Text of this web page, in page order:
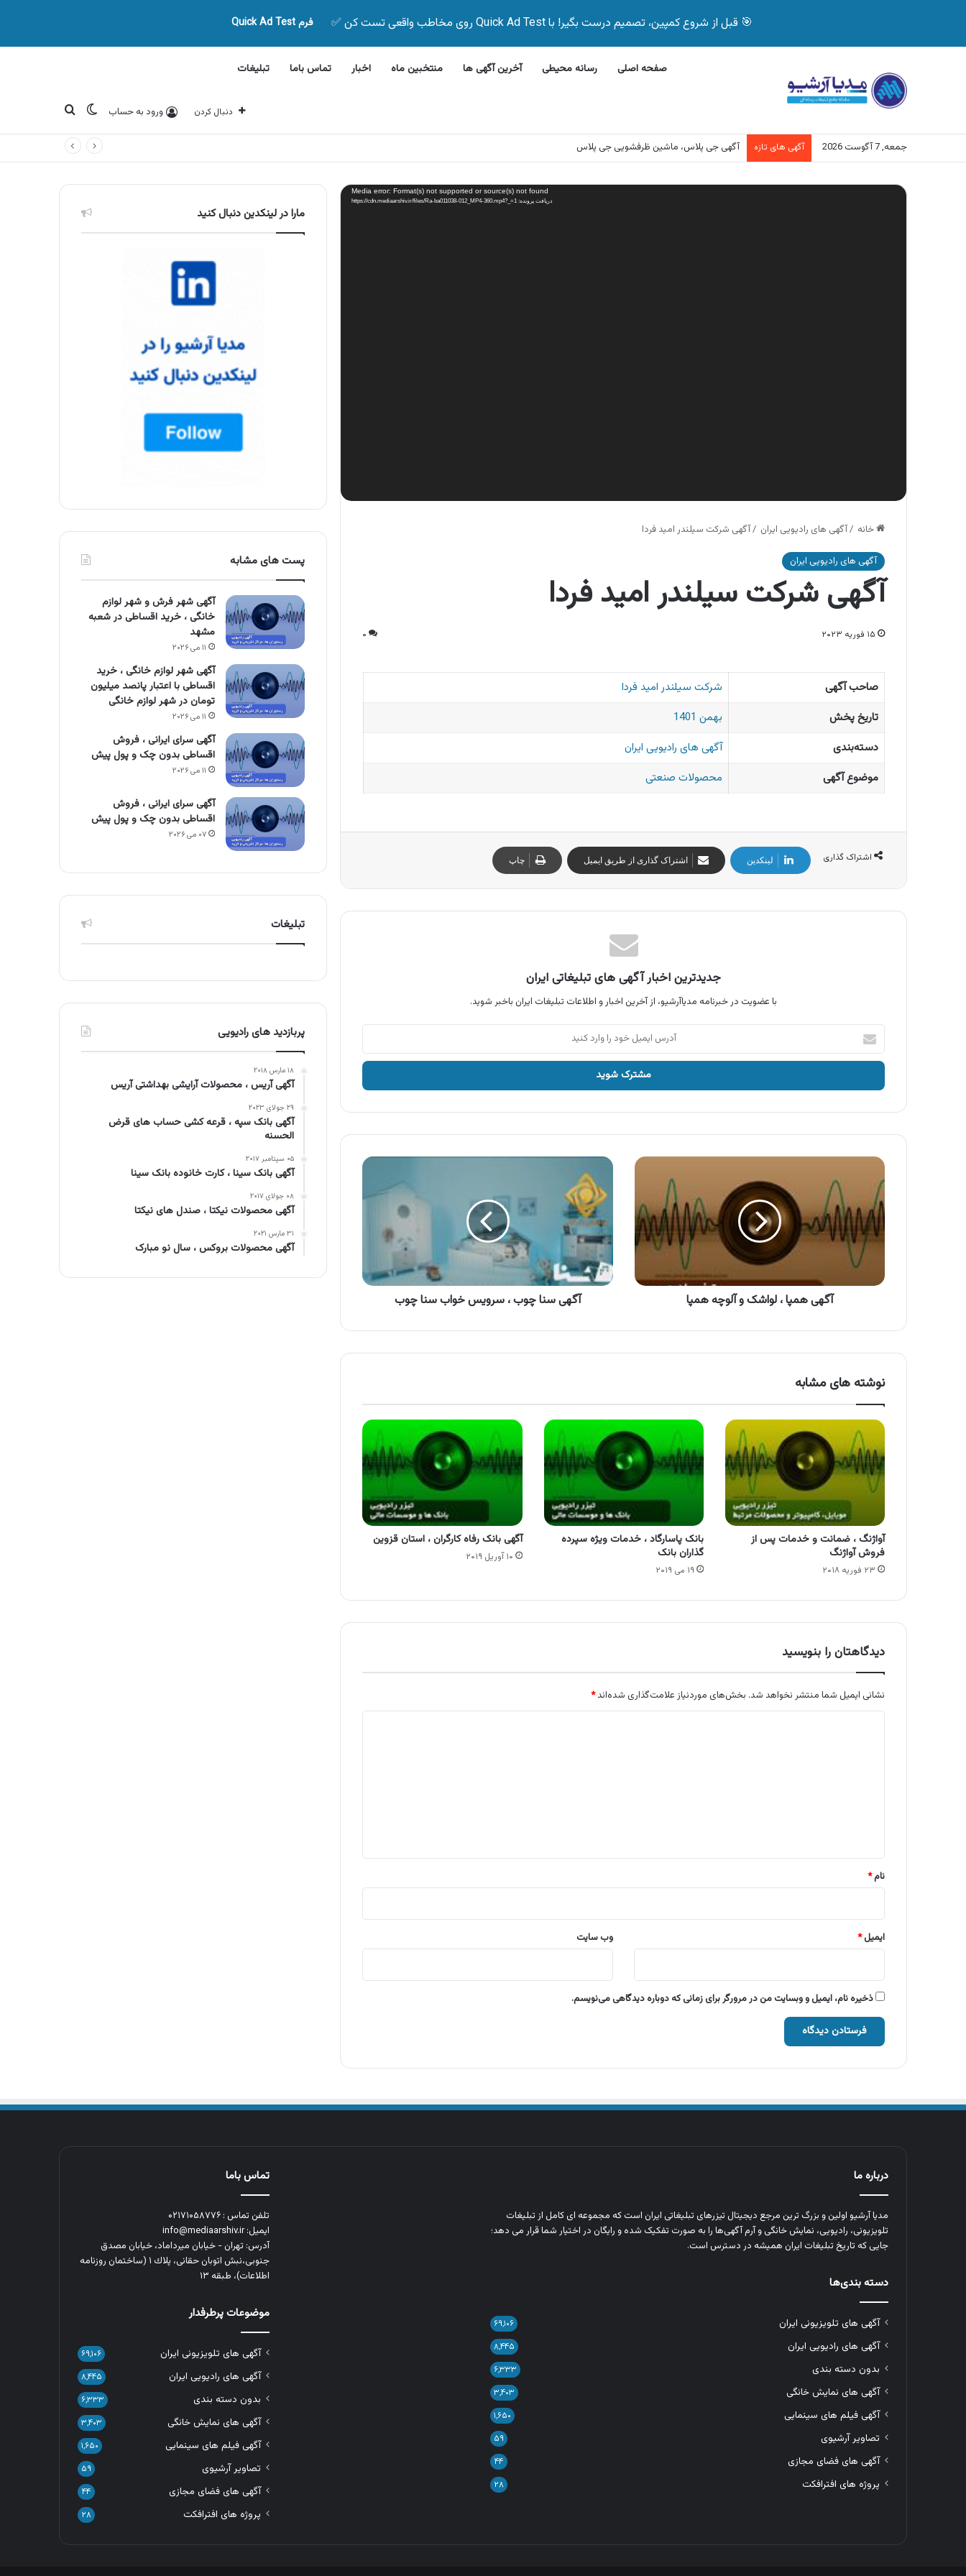
🎯 قبل از شروع کمپین، تصمیم درست بگیر! با Quick Ad Test روی مخاطب واقعی تست کن ✅ فرم Quick Ad Test
صفحه اصلی رسانه محیطی آخرین آگهی ها منتخبین ماه اخبار تماس باما تبلیغات
دنبال کردن ورود به حساب تغییر پوسته
جستجو برای
جمعه, 7 آگوست 2026 آگهی های تازه آگهی بیمه دات کام، خرید آنلاین بیمه زیر ۵ دقیقه
نمایشگر
ویدیو Media error: Format(s) not supported or source(s) not found
دریافت پرونده: https://cdn.mediaarshiv.ir/files/Ra-ba011038-012_MP4-360.mp4?_=1
خانه /آگهی های رادیویی ایران /آگهی شرکت سیلندر امید فردا
آگهی های رادیویی ایران
آگهی شرکت سیلندر امید فردا
۱۵ فوریه ۲۰۲۳ ۰
صاحب آگهی
شرکت سیلندر امید فردا
تاریخ پخش
بهمن 1401
دسته‌بندی
آگهی های رادیویی ایران
موضوع آگهی
محصولات صنعتی
اشتراک گذاری لینکدین اشتراک گذاری از طریق ایمیل چاپ
جدیدترین اخبار آگهی های تبلیغاتی ایران
با عضویت در خبرنامه مدیاآرشیو، از آخرین اخبار و اطلاعات تبلیغات ایران باخبر شوید.
آدرس
ایمیل
خود
وارد
آگهی
همپا
،
لواشک
آلوچه
آگهی همپا ، لواشک و آلوچه همپا
آگهی
چوب
سرویس
خواب
سنا
چوب
آگهی سنا چوب ، سرویس خواب سنا چوب
نوشته های مشابه
آواژنگ ، ضمانت و خدمات پس از
فروش آواژنگ
۲۳ فوریه ۲۰۱۸
بانک پاسارگاد ، خدمات ویژه سپرده
گذاران بانک
۱۹ می ۲۰۱۹
آگهی بانک رفاه کارگران ، استان قزوین
۱۰ آوریل ۲۰۱۹
دیدگاهتان را بنویسید
نشانی ایمیل شما منتشر نخواهد شد. بخش‌های موردنیاز علامت‌گذاری شده‌اند*
نام*
ایمیل* وب‌ سایت
ذخیره نام، ایمیل و وبسایت من در مرورگر برای زمانی که دوباره دیدگاهی می‌نویسم.
مارا در لینکدین دنبال کنید
پست های مشابه
آگهی شهر فرش و شهر لوازم
خانگی ، خرید اقساطی در شعبه
مشهد
۱۱ می ۲۰۲۶
آگهی شهر لوازم خانگی ، خرید
اقساطی با اعتبار پانصد میلیون
تومان در شهر لوازم خانگی
۱۱ می ۲۰۲۶
آگهی سرای ایرانی ، فروش
اقساطی بدون چک و پول پیش
۱۱ می ۲۰۲۶
آگهی سرای ایرانی ، فروش
اقساطی بدون چک و پول پیش
۰۷ می ۲۰۲۶
تبلیغات
پربازدید های رادیویی
۱۸ مارس ۲۰۱۸
آگهی آریس ، محصولات آرایشی بهداشتی آریس
۲۹ جولای ۲۰۲۳
آگهی بانک سپه ، قرعه کشی حساب های قرض
الحسنه
۰۵ سپتامبر ۲۰۱۷
آگهی بانک سینا ، کارت خانوده بانک سینا
۰۸ جولای ۲۰۱۷
آگهی محصولات نیکتا ، صندل های نیکتا
۳۱ مارس ۲۰۲۱
آگهی محصولات بروکس ، سال نو مبارک
درباره ما
مدیا آرشیو اولین و بزرگ‌ ترین مرجع دیجیتال تیزرهای تبلیغاتی ایران است که مجموعه‌ ای کامل از تبلیغات
تلویزیونی، رادیویی، نمایش خانگی و آرم‌ آگهی‌ها را به‌ صورت تفکیک‌ شده و رایگان در اختیار شما قرار می‌ دهد؛
جایی که تاریخ تبلیغات ایران همیشه در دسترس است.
دسته بندی‌ها
آگهی های تلویزیونی ایران ۶۹,۱۰۶
آگهی های رادیویی ایران ۸,۴۴۵
بدون دسته بندی ۶,۳۳۳
آگهی های نمایش خانگی ۳,۴۰۳
آگهی فیلم های سینمایی ۱,۶۵۰
تصاویر آرشیوی ۵۹
آگهی های فضای مجازی ۴۴
پروژه های افترافکت ۲۸
تماس باما
تلفن تماس : ۰۲۱۷۱۰۵۸۷۷۶
ایمیل: info@mediaarshiv.ir
آدرس: تهران - خیابان میرداماد، خیابان مصدق
جنوبی،نبش اتوبان حقانی، پلاك ١ (ساختمان روزنامه
اطلاعات)، طبقه ۱۳
موضوعات پرطرفدار
آگهی های تلویزیونی ایران ۶۹,۱۰۶
آگهی های رادیویی ایران ۸,۴۴۵
بدون دسته بندی ۶,۳۳۳
آگهی های نمایش خانگی ۳,۴۰۳
آگهی فیلم های سینمایی ۱,۶۵۰
تصاویر آرشیوی ۵۹
آگهی های فضای مجازی ۴۴
پروژه های افترافکت ۲۸